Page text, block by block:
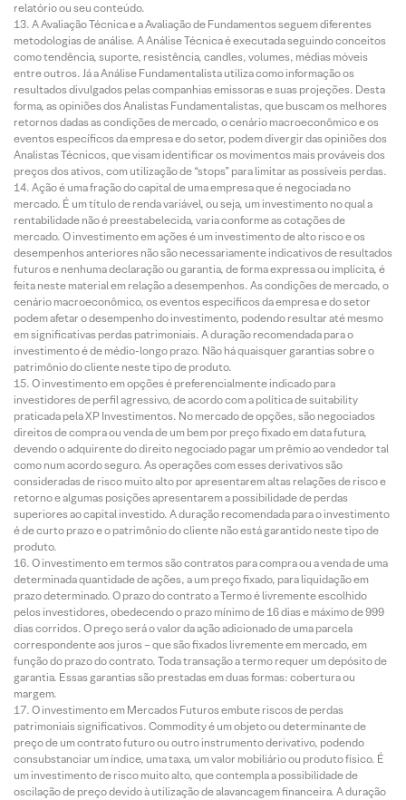
relatório ou seu conteúdo.
A Avaliação Técnica e a Avaliação de Fundamentos seguem diferentes
metodologias de análise. A Análise Técnica é executada seguindo conceitos
como tendência, suporte, resistência, candles, volumes, médias móveis
entre outros. Já a Análise Fundamentalista utiliza como informação os
resultados divulgados pelas companhias emissoras e suas projeções. Desta
forma, as opiniões dos Analistas Fundamentalistas, que buscam os melhores
retornos dadas as condições de mercado, o cenário macroeconômico e os
eventos específicos da empresa e do setor, podem divergir das opiniões dos
Analistas Técnicos, que visam identificar os movimentos mais prováveis dos
preços dos ativos, com utilização de “stops” para limitar as possíveis perdas.
Ação é uma fração do capital de uma empresa que é negociada no
mercado. É um título de renda variável, ou seja, um investimento no qual a
rentabilidade não é preestabelecida, varia conforme as cotações de
mercado. O investimento em ações é um investimento de alto risco e os
desempenhos anteriores não são necessariamente indicativos de resultados
futuros e nenhuma declaração ou garantia, de forma expressa ou implícita, é
feita neste material em relação a desempenhos. As condições de mercado, o
cenário macroeconômico, os eventos específicos da empresa e do setor
podem afetar o desempenho do investimento, podendo resultar até mesmo
em significativas perdas patrimoniais. A duração recomendada para o
investimento é de médio-longo prazo. Não há quaisquer garantias sobre o
patrimônio do cliente neste tipo de produto.
O investimento em opções é preferencialmente indicado para
investidores de perfil agressivo, de acordo com a política de suitability
praticada pela XP Investimentos. No mercado de opções, são negociados
direitos de compra ou venda de um bem por preço fixado em data futura,
devendo o adquirente do direito negociado pagar um prêmio ao vendedor tal
como num acordo seguro. As operações com esses derivativos são
consideradas de risco muito alto por apresentarem altas relações de risco e
retorno e algumas posições apresentarem a possibilidade de perdas
superiores ao capital investido. A duração recomendada para o investimento
é de curto prazo e o patrimônio do cliente não está garantido neste tipo de
produto.
O investimento em termos são contratos para compra ou a venda de uma
determinada quantidade de ações, a um preço fixado, para liquidação em
prazo determinado. O prazo do contrato a Termo é livremente escolhido
pelos investidores, obedecendo o prazo mínimo de 16 dias e máximo de 999
dias corridos. O preço será o valor da ação adicionado de uma parcela
correspondente aos juros – que são fixados livremente em mercado, em
função do prazo do contrato. Toda transação a termo requer um depósito de
garantia. Essas garantias são prestadas em duas formas: cobertura ou
margem.
O investimento em Mercados Futuros embute riscos de perdas
patrimoniais significativos. Commodity é um objeto ou determinante de
preço de um contrato futuro ou outro instrumento derivativo, podendo
consubstanciar um índice, uma taxa, um valor mobiliário ou produto físico. É
um investimento de risco muito alto, que contempla a possibilidade de
oscilação de preço devido à utilização de alavancagem financeira. A duração